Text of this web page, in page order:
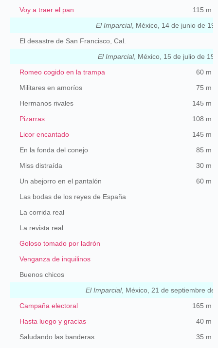
Voy a traer el pan
115 m
El Imparcial, México, 14 de junio de
El desastre de San Francisco, Cal.
El Imparcial, México, 15 de julio de
Romeo cogido en la trampa
60 m
Militares en amoríos
75 m
Hermanos rivales
145 m
Pizarras
108 m
Licor encantado
145 m
En la fonda del conejo
85 m
Miss distraída
30 m
Un abejorro en el pantalón
60 m
Las bodas de los reyes de España
La corrida real
La revista real
Goloso tomado por ladrón
Venganza de inquilinos
Buenos chicos
El Imparcial, México, 21 de septiembre de
Campaña electoral
165 m
Hasta luego y gracias
40 m
Saludando las banderas
35 m